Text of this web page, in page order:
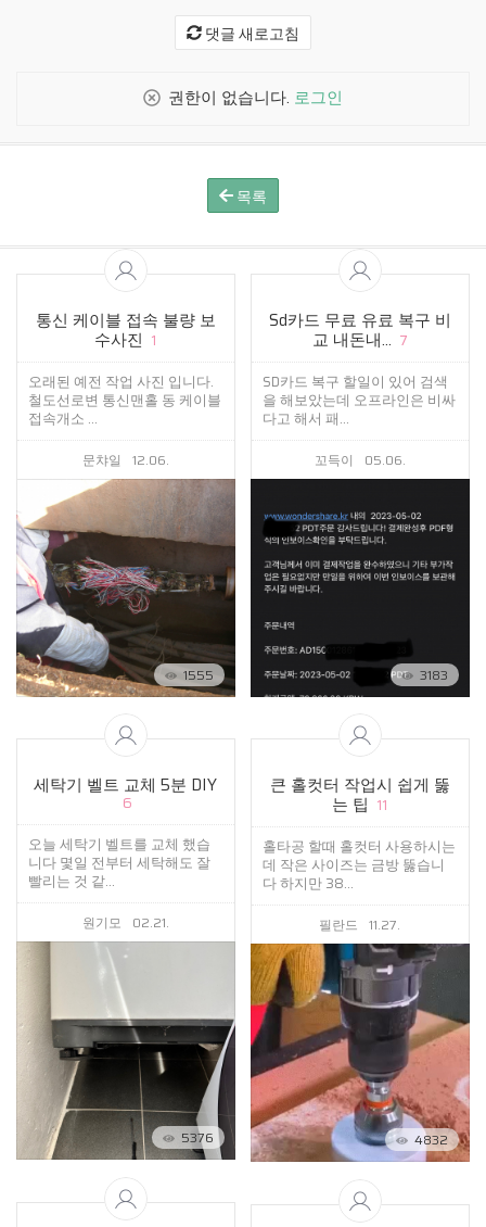
댓글 새로고침
권한이 없습니다. 로그인
목록
통신 케이블 접속 불량 보
수사진 1
오래된 예전 작업 사진 입니다.
철도선로변 통신맨홀 동 케이블
접속개소 ...
문챠일 12.06.
1555
Sd카드 무료 유료 복구 비
교 내돈내... 7
SD카드 복구 할일이 있어 검색
을 해보았는데 오프라인은 비싸
다고 해서 패...
꼬득이 05.06.
3183
세탁기 벨트 교체 5분 DIY
6
오늘 세탁기 벨트를 교체 했습
니다 몇일 전부터 세탁해도 잘
빨리는 것 같...
원기모 02.21.
5376
큰 홀컷터 작업시 쉽게 뚫
는 팁 11
홀타공 할때 홀컷터 사용하시는
데 작은 사이즈는 금방 뚫습니
다 하지만 38...
필란드 11.27.
4832